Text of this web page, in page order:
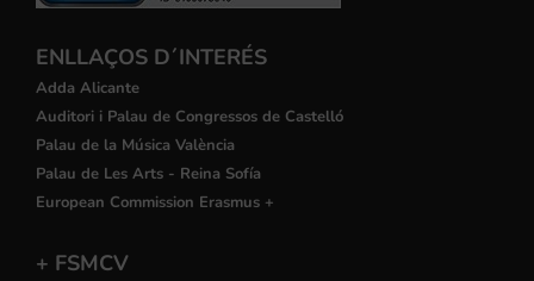
ENLLAÇOS D´INTERÉS
Adda Alicante
Auditori i Palau de Congressos de Castelló
Palau de la Música València
Palau de Les Arts - Reina Sofía
European Commission Erasmus +
+ FSMCV